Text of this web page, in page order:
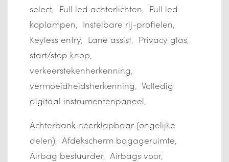
select
Full led achterlichten
Full led
koplampen
Instelbare rij-profielen
Keyless entry
Lane assist
Privacy glas
start/stop knop
verkeerstekenherkenning
vermoeidheidsherkenning
Volledig
digitaal instrumentenpaneel
Achterbank neerklapbaar (ongelijke
delen)
Afdekscherm bagageruimte
Airbag bestuurder
Airbags voor